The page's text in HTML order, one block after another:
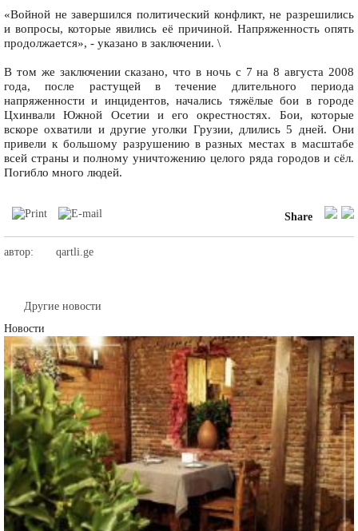
«Войной не завершился политический конфликт, не разрешились
и вопросы, которые явились её причиной. Напряженность опять
продолжается», - указано в заключении. \
В том же заключении сказано, что в ночь с 7 на 8 августа 2008
года, после растущей в течение длительного периода
напряженности и инцидентов, начались тяжёлые бои в городе
Цхинвали Южной Осетии и его окрестностях. Бои, которые
вскоре охватили и другие уголки Грузии, длились 5 дней. Они
привели к большому разрушению в разных местах в масштабе
всей страны и полному уничтожению целого ряда городов и сёл.
Погибло много людей.
Share
автор: qartli.ge
Другие новости
Новости